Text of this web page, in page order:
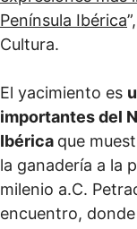
Península Ibérica
Cultura.
El yacimiento es
importantes del
Ibérica que
la ganadería a la
milenio a.C.
encuentro,